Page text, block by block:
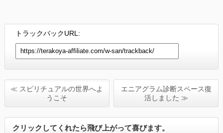
トラックバックURL:
≪ スピリチュアルの世界へよ
うこそ
エニアグラム診断スペース復
活しました ≫
クリックしてくれたら飛び上がって喜びます。